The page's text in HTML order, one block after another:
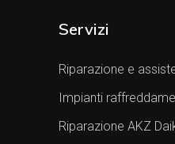
Servizi
Riparazione e
Impianti
Riparazione AKZ